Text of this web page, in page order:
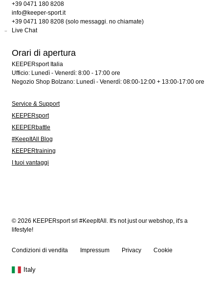
+39 0471 180 8208
info@keeper-sport.it
+39 0471 180 8208 (solo messaggi. no chiamate)
Live Chat
Orari di apertura
KEEPERsport Italia
Ufficio: Lunedì - Venerdì: 8:00 - 17:00 ore
Negozio Shop Bolzano: Lunedì - Venerdì: 08:00-12:00 + 13:00-17:00 ore
Service & Support
KEEPERsport
KEEPERbattle
#KeepItAll Blog
KEEPERtraining
I tuoi vantaggi
© 2026 KEEPERsport srl #KeepItAll. It's not just our webshop, it's a
lifestyle!
Condizioni di vendita Impressum Privacy Cookie
Italy